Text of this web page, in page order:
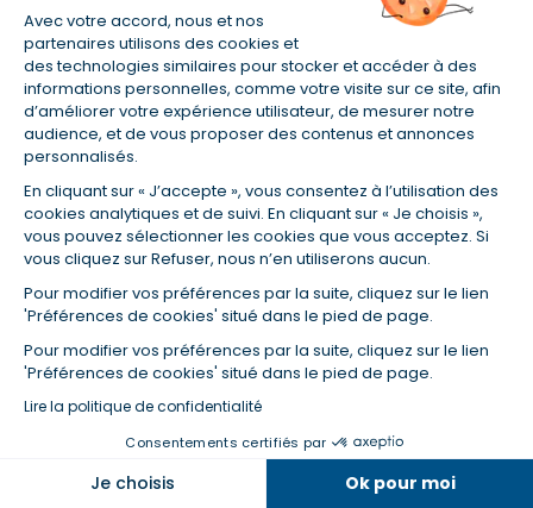
Avec votre accord, nous et nos
partenaires utilisons des cookies et
des technologies similaires pour stocker et accéder à des
informations personnelles, comme votre visite sur ce site, afin
d’améliorer votre expérience utilisateur, de mesurer notre
audience, et de vous proposer des contenus et annonces
personnalisés.
En cliquant sur « J’accepte », vous consentez à l’utilisation des
cookies analytiques et de suivi. En cliquant sur « Je choisis »,
vous pouvez sélectionner les cookies que vous acceptez. Si
vous cliquez sur Refuser, nous n’en utiliserons aucun.
Pour modifier vos préférences par la suite, cliquez sur le lien
'Préférences de cookies' situé dans le pied de page.
Pour modifier vos préférences par la suite, cliquez sur le lien
'Préférences de cookies' situé dans le pied de page.
Lire la politique de confidentialité
Consentements certifiés par
Je choisis Ok pour moi
Dans la même catégorie
Trouvez une agence proche de chez vous
Je trouve
Autour de moi
Un crédit vous engage et doit être remboursé.
Vérifiez vos capacités de remboursement avant